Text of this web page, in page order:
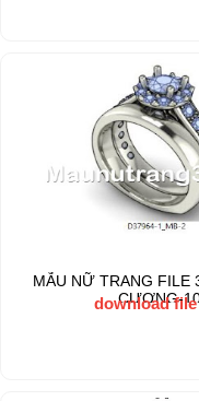
MẪU NỮ TRANG FILE
CƯƠNG-
download file